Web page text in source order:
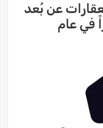
عن بُعد
في عام